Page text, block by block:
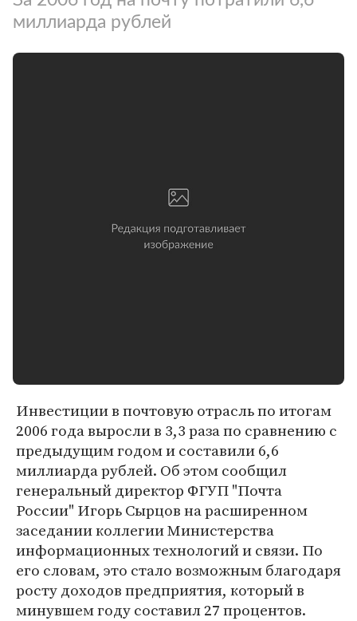
миллиарда рублей
Инвестиции в почтовую отрасль по итогам
2006 года выросли в 3,3 раза по сравнению с
предыдущим годом и составили 6,6
миллиарда рублей. Об этом сообщил
генеральный директор ФГУП "Почта
России" Игорь Сырцов на расширенном
заседании коллегии Министерства
информационных технологий и связи. По
его словам, это стало возможным благодаря
росту доходов предприятия, который в
минувшем году составил 27 процентов.